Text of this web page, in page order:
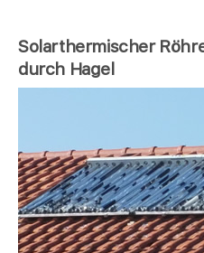
Solarthermischer
durch Hagel